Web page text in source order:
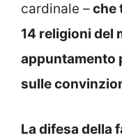
cardinale –che
14 religioni del
appuntamento
sulle
La difesa della